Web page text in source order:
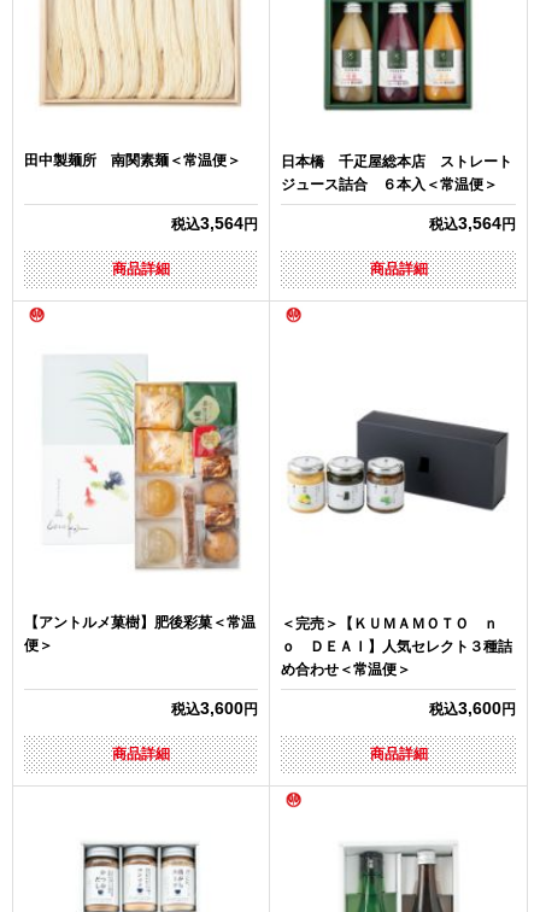
田中製麺所 南関素麺＜常温便＞
税込3,564円
商品詳細
日本橋 千疋屋総本店 ストレート
ジュース詰合 ６本入＜常温便＞
税込3,564円
商品詳細
【アントルメ菓樹】肥後彩菓＜常温
便＞
税込3,600円
商品詳細
＜完売＞【ＫＵＭＡＭＯＴＯ ｎ
ｏ ＤＥＡＩ】人気セレクト３種詰
め合わせ＜常温便＞
税込3,600円
商品詳細